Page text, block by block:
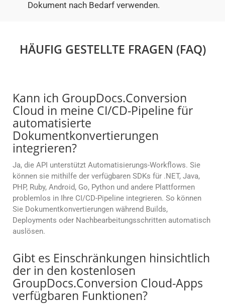
Dokument nach Bedarf verwenden.
HÄUFIG GESTELLTE FRAGEN (FAQ)
Kann ich GroupDocs.Conversion
Cloud in meine CI/CD-Pipeline für
automatisierte
Dokumentkonvertierungen
integrieren?
Ja, die API unterstützt Automatisierungs-Workflows. Sie
können sie mithilfe der verfügbaren SDKs für .NET, Java,
PHP, Ruby, Android, Go, Python und andere Plattformen
problemlos in Ihre CI/CD-Pipeline integrieren. So können
Sie Dokumentkonvertierungen während Builds,
Deployments oder Nachbearbeitungsschritten automatisch
auslösen.
Gibt es Einschränkungen hinsichtlich
der in den kostenlosen
GroupDocs.Conversion Cloud-Apps
verfügbaren Funktionen?